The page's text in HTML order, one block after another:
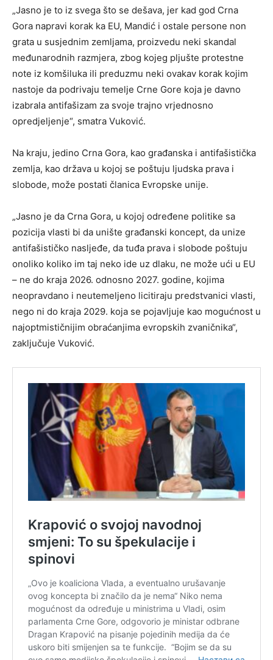
„Jasno je to iz svega što se dešava, jer kad god Crna
Gora napravi korak ka EU, Mandić i ostale persone non
grata u susjednim zemljama, proizvedu neki skandal
međunarodnih razmjera, zbog kojeg pljušte protestne
note iz komšiluka ili preduzmu neki ovakav korak kojim
nastoje da podrivaju temelje Crne Gore koja je davno
izabrala antifašizam za svoje trajno vrjednosno
opredjeljenje“, smatra Vuković.
Na kraju, jedino Crna Gora, kao građanska i antifašistička
zemlja, kao država u kojoj se poštuju ljudska prava i
slobode, može postati članica Evropske unije.
„Jasno je da Crna Gora, u kojoj određene politike sa
pozicija vlasti bi da unište građanski koncept, da unize
antifašističko nasljeđe, da tuđa prava i slobode poštuju
onoliko koliko im taj neko ide uz dlaku, ne može ući u EU
– ne do kraja 2026. odnosno 2027. godine, kojima
neopravdano i neutemeljeno licitiraju predstvanici vlasti,
nego ni do kraja 2029. koja se pojavljuje kao mogućnost u
najoptmističnijim obraćanjima evropskih zvaničnika“,
zaključuje Vuković.